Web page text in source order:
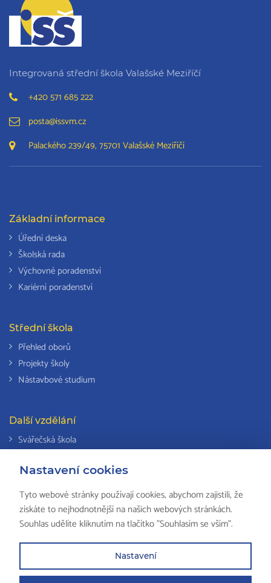
Nastavení cookies
Tyto webové stránky používají cookies, abychom zajistili, že
získáte to nejhodnotnější na našich webových stránkách.
Souhlas udělíte kliknutím na tlačítko "Souhlasím se vším".
Nastavení
Integrovaná střední škola Valašské Meziříčí
+420 571 685 222
posta@issvm.cz
Palackého 239/49, 75701 Valašské Meziříčí
Základní informace
Úřední deska
Školská rada
Výchovné poradenství
Kariérní poradenství
Střední škola
Přehled oborů
Projekty školy
Nástavbové studium
Další vzdělání
Svářečská škola
Národní soustava kvalifikací
Computers
Partneři školy
Mapa stránek Právní ustanovení Zkola